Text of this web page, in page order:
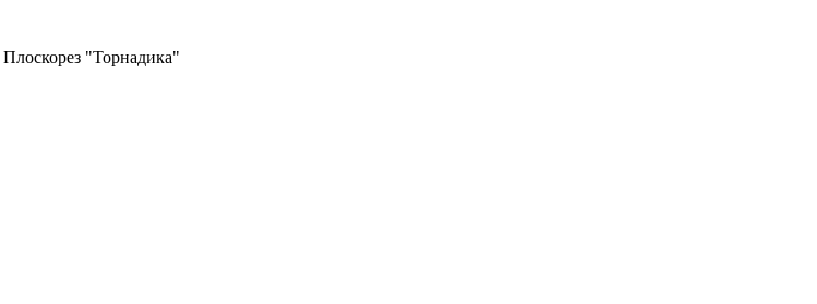
Плоскорез "Торнадика"